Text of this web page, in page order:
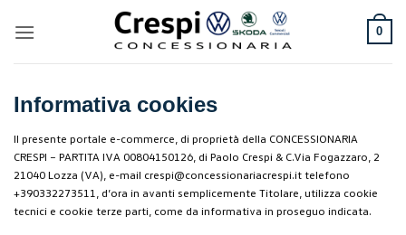
0
Informativa cookies
Il presente portale e-commerce, di proprietà della CONCESSIONARIA
CRESPI – PARTITA IVA 00804150126, di Paolo Crespi & C.Via Fogazzaro, 2
21040 Lozza (VA), e-mail crespi@concessionariacrespi.it telefono
+390332273511, d’ora in avanti semplicemente Titolare, utilizza cookie
tecnici e cookie terze parti, come da informativa in proseguo indicata.